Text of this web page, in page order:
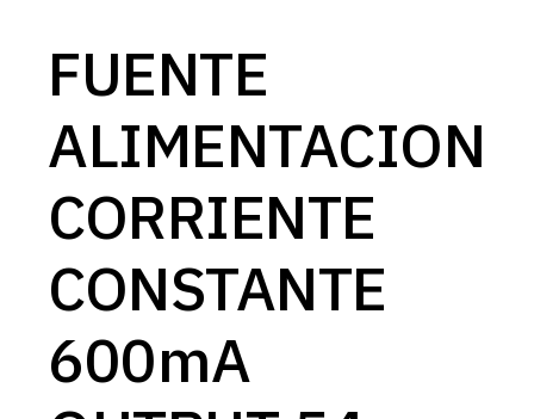
FUENTE
ALIMENTACION
CORRIENTE
CONSTANTE
600mA